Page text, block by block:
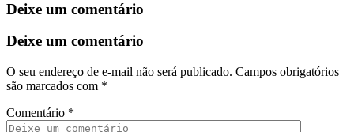
Deixe um comentário
Deixe um comentário
O seu endereço de e-mail não será publicado. Campos obrigatórios
são marcados com *
Comentário *